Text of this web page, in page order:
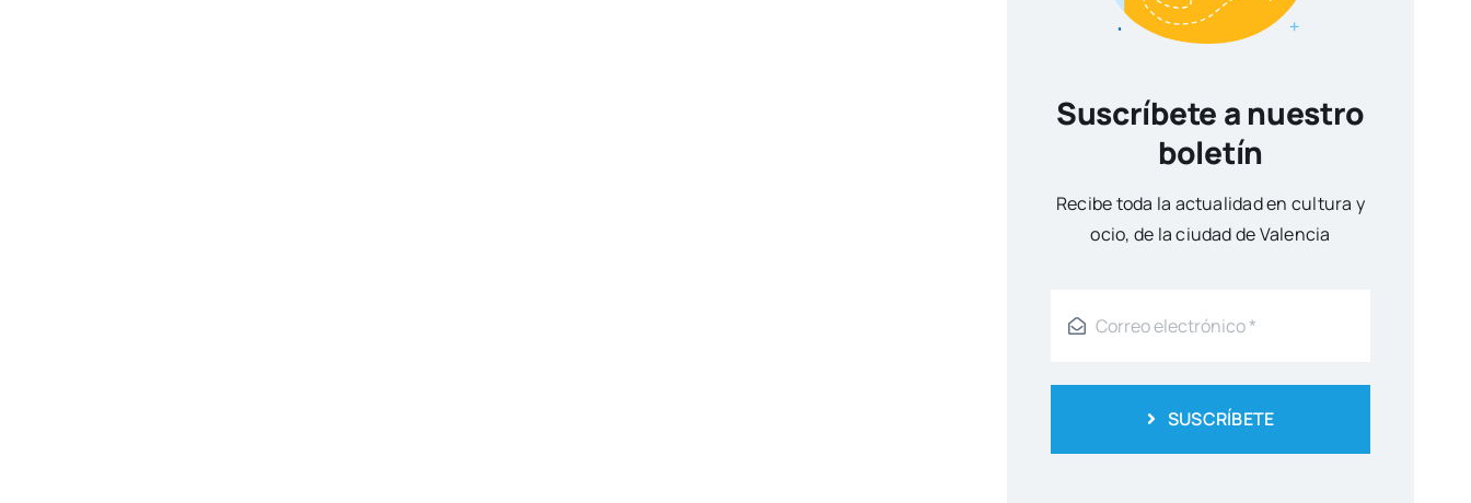
Suscríbete a nuestro
boletín
Reci­be toda la actua­li­dad en cul­tu­ra y
ocio, de la ciu­dad de Valen­cia
SUSCRÍBETE